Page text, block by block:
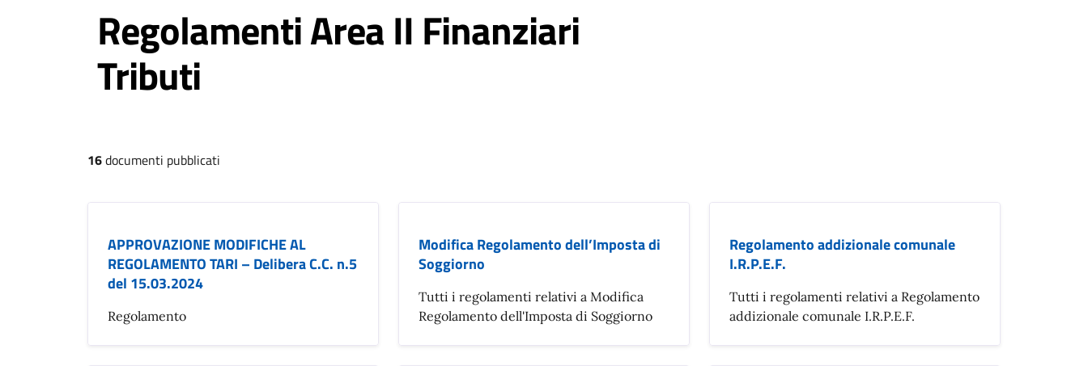
Regolamenti Area II Finanziari
Tributi
16documenti pubblicati
APPROVAZIONE MODIFICHE AL
REGOLAMENTO TARI – Delibera C.C. n.5
del 15.03.2024
Regolamento
Modifica Regolamento dell’Imposta di
Soggiorno
Tutti i regolamenti relativi a Modifica
Regolamento dell'Imposta di Soggiorno
Regolamento addizionale comunale
I.R.P.E.F.
Tutti i regolamenti relativi a Regolamento
addizionale comunale I.R.P.E.F.